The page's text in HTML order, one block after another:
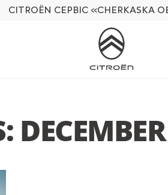
CITROËN СЕРВІС «CHERKASKA